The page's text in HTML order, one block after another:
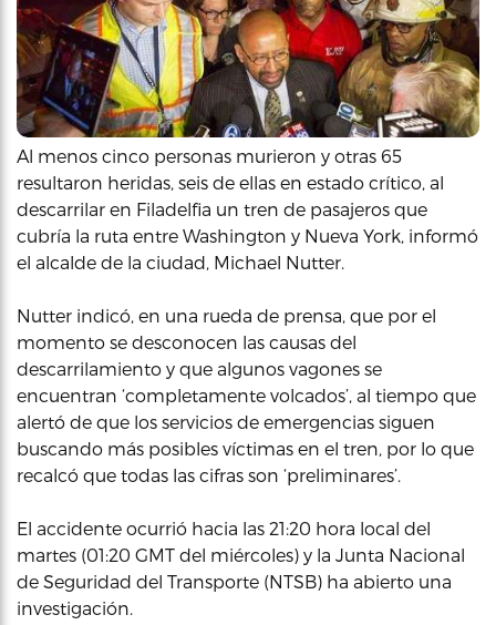
Al menos cinco personas murieron y otras 65
resultaron heridas, seis de ellas en estado crítico, al
descarrilar en Filadelfia un tren de pasajeros que
cubría la ruta entre Washington y Nueva York, informó
el alcalde de la ciudad, Michael Nutter.
Nutter indicó, en una rueda de prensa, que por el
momento se desconocen las causas del
descarrilamiento y que algunos vagones se
encuentran ‘completamente volcados’, al tiempo que
alertó de que los servicios de emergencias siguen
buscando más posibles víctimas en el tren, por lo que
recalcó que todas las cifras son ‘preliminares’.
El accidente ocurrió hacia las 21:20 hora local del
martes (01:20 GMT del miércoles) y la Junta Nacional
de Seguridad del Transporte (NTSB) ha abierto una
investigación.